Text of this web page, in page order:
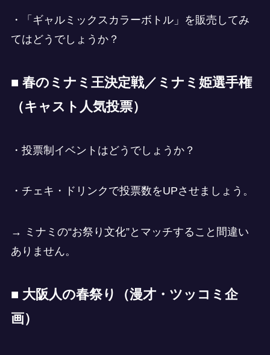
・「ギャルミックスカラーボトル」を販売してみ
てはどうでしょうか？
■ 春のミナミ王決定戦／ミナミ姫選手権
（キャスト人気投票）
・投票制イベントはどうでしょうか？
・チェキ・ドリンクで投票数をUPさせましょう。
→ ミナミの“お祭り文化”とマッチすること間違い
ありません。
■ 大阪人の春祭り（漫才・ツッコミ企
画）